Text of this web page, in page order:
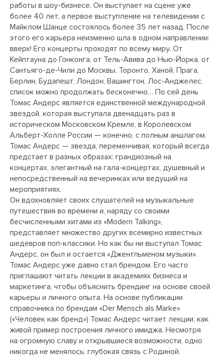
работы в шоу-бизнесе. Он выступает на сцене уже
более 40 лет, а первое выступление на телевидении с
Майклом Шанце состоялось более 35 лет назад. После
этого его карьера неизменно шла в одном направлении:
вверх! Его концерты проходят по всему миру. От
Кейптауна до Гонконга, от Тель-Авива до Нью-Йорка, от
Сантьяго-де-Чили до Москвы. Торонто, Ханой, Прага,
Берлин, Будапешт, Лондон, Вашингтон, Лос-Анджелес,
список можно продолжать бесконечно… По сей день
Томас Андерс является единственной международной
звездой, которая выступала двенадцать раз в
историческом Московском Кремле, в Королевском
Альберт-Холле России — конечно, с полным аншлагом.
Томас Андерс — звезда, переменчивая, который всегда
предстает в разных образах: грандиозный на
концертах, элегантный на гала-концертах, душевный и
непосредственный на вечеринках или ведущий на
мероприятиях.
Он вдохновляет своих слушателей на музыкальные
путешествия во времени и, наряду со своими
бесчисленными хитами из «Modern Talking»,
представляет множество других всемирно известных
шедевров поп-классики. Но как бы ни выступал Томас
Андерс, он был и остается «Джентльменом музыки».
Томас Андерс уже давно стал брендом. Его часто
приглашают читать лекции в академиях бизнеса и
маркетинга, чтобы объяснить брендинг на основе своей
карьеры и личного опыта. На основе публикации
справочника по брендам «Der Mensch als Marke»
(«Человек как бренд») Томас Андерс читает лекции, как
живой пример построения личного имиджа. Несмотря
на огромную славу и открывшиеся возможности, одно
никогда не менялось: глубокая связь с Родиной.